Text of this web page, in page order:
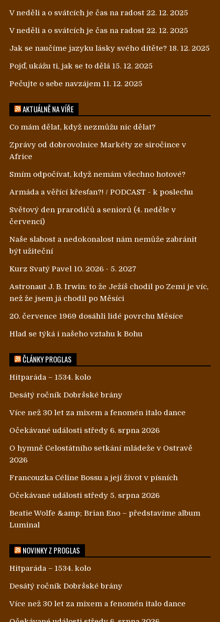
V neděli a o svátcích je čas na radost 22. 12. 2025
V neděli a o svátcích je čas na radost 22. 12. 2025
Jak se naučíme jazyku lásky svého dítěte? 18. 12. 2025
Pojď, ukážu ti, jak se to dělá 15. 12. 2025
Pečujte o sebe navzájem 11. 12. 2025
AKTUÁLNĚ NA VÍŘE
Co mám dělat, když nezmůžu nic dělat?
Zprávy od dobrovolnice Markéty ze siročince v
Africe
Smím odpočívat, když nemám všechno hotové?
Armáda a věřící křesťan?! / PODCAST - k poslechu
Světový den prarodičů a seniorů (4. neděle v
červenci)
Naše slabost a nedokonalost nám nemůže zabránit
být užiteční
Kurz Svatý Pavel 10. 2026 - 5. 2027
Astronaut J. B. Irwin: to že Ježíš chodil po Zemi je víc,
než že jsem já chodil po Měsíci
20. července 1969 dosáhli lidé povrchu Měsíce
Hlad se týká i našeho vztahu k Bohu
ČLÁNKY PROGLAS
Hitparáda – 1534. kolo
Desátý ročník Dobršské brány
Více než 30 let za mixem a fenomén italo dance
Očekávané události středy 6. srpna 2026
O hymně Celostátního setkání mládeže v Ostravě
2026
Francouzka Céline Bossu a její život v písních
Očekávané události středy 5. srpna 2026
Beatie Wolfe &amp; Brian Eno – představíme album
Luminal
NOVINKY Z PROGLAS
Hitparáda – 1534. kolo
Desátý ročník Dobršské brány
Více než 30 let za mixem a fenomén italo dance